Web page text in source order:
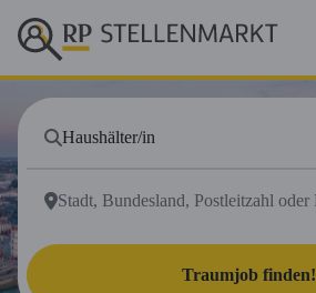
Traumjob finden!